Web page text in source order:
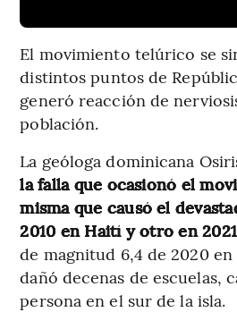
El movimiento telúrico se
distintos puntos de
generó reacción de
población.
La geóloga dominicana
la falla que ocasionó el
misma que causó el
2010 en Haití y otro en
de magnitud 6,4 de 2020
dañó decenas de escuelas,
persona en el sur de la isla.